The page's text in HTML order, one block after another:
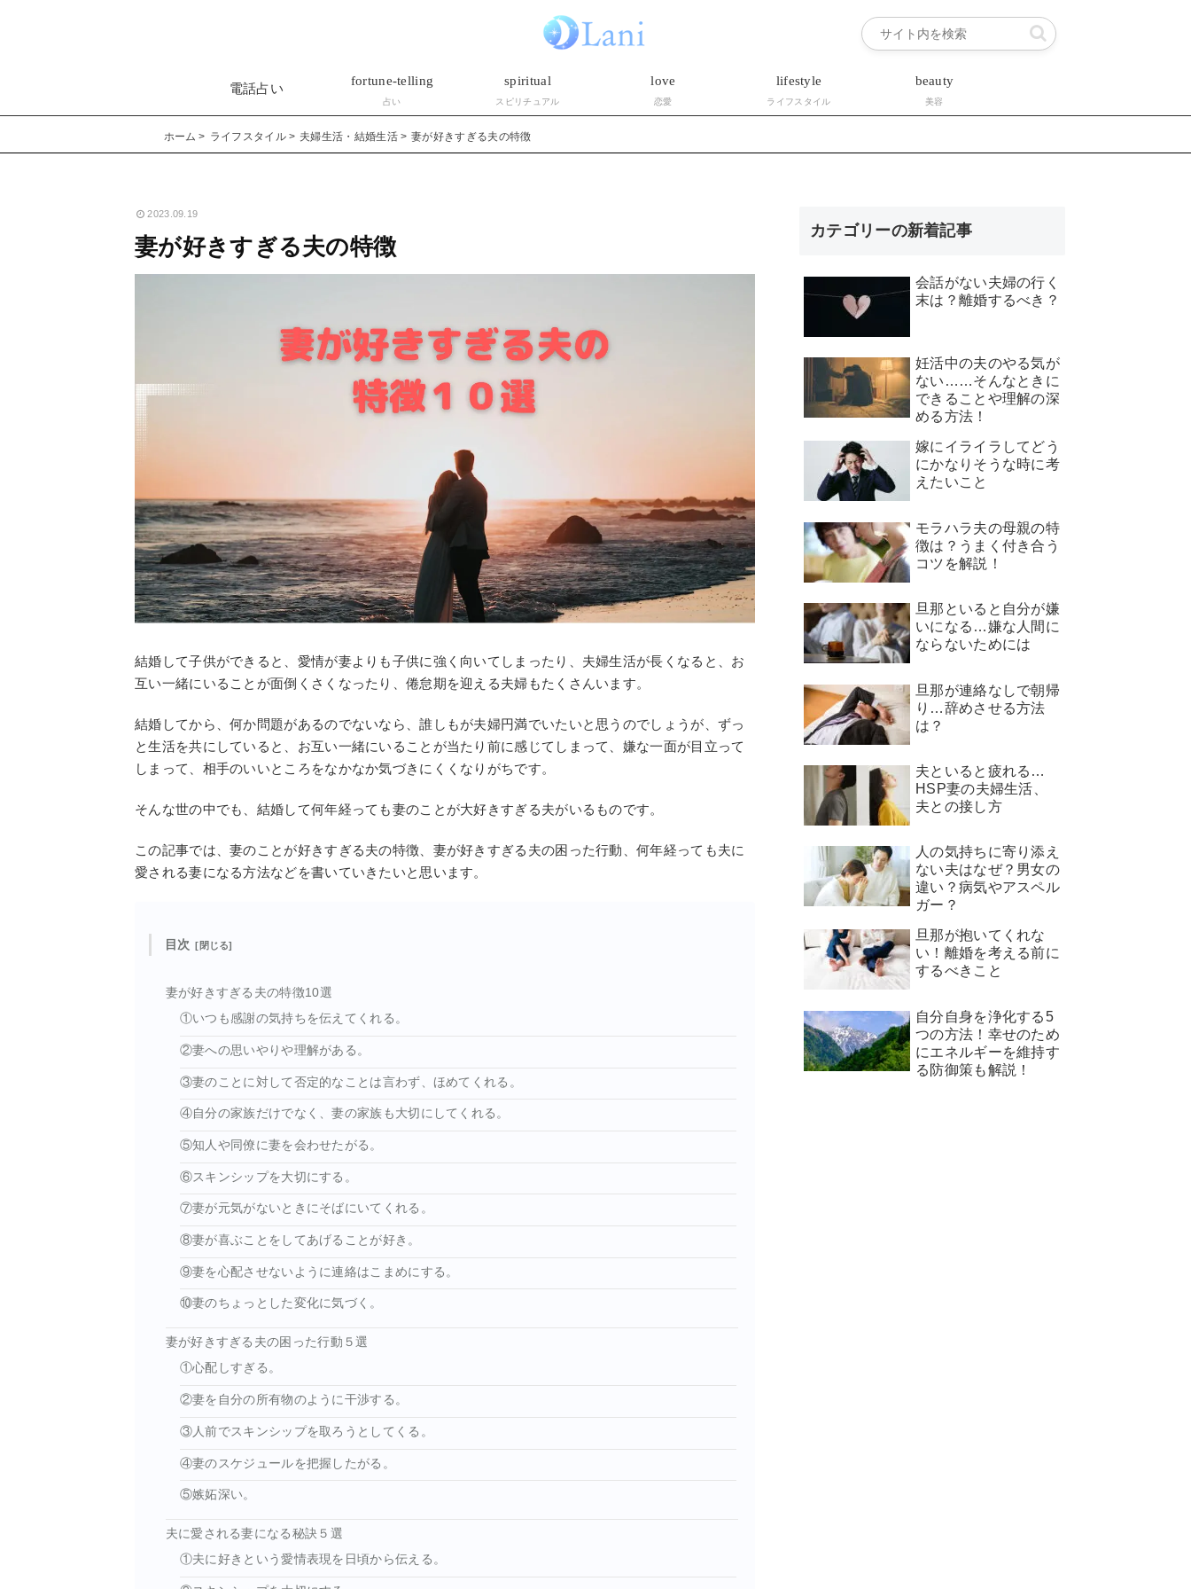
電話占い
fortune-telling
占い
spiritual
スピリチュアル
love
恋愛
lifestyle
ライフスタイル
beauty
美容
ホーム ライフスタイル 夫婦生活・結婚生活 妻が好きすぎる夫の特徴
2023.09.19
妻が好きすぎる夫の特徴
結婚して子供ができると、愛情が妻よりも子供に強く向いてしまったり、夫婦生活が長くなると、お
互い一緒にいることが面倒くさくなったり、倦怠期を迎える夫婦もたくさんいます。
結婚してから、何か問題があるのでないなら、誰しもが夫婦円満でいたいと思うのでしょうが、ずっ
と生活を共にしていると、お互い一緒にいることが当たり前に感じてしまって、嫌な一面が目立って
しまって、相手のいいところをなかなか気づきにくくなりがちです。
そんな世の中でも、結婚して何年経っても妻のことが大好きすぎる夫がいるものです。
この記事では、妻のことが好きすぎる夫の特徴、妻が好きすぎる夫の困った行動、何年経っても夫に
愛される妻になる方法などを書いていきたいと思います。
目次
妻が好きすぎる夫の特徴10選
①いつも感謝の気持ちを伝えてくれる。
②妻への思いやりや理解がある。
③妻のことに対して否定的なことは言わず、ほめてくれる。
④自分の家族だけでなく、妻の家族も大切にしてくれる。
⑤知人や同僚に妻を会わせたがる。
⑥スキンシップを大切にする。
⑦妻が元気がないときにそばにいてくれる。
⑧妻が喜ぶことをしてあげることが好き。
⑨妻を心配させないように連絡はこまめにする。
⑩妻のちょっとした変化に気づく。
妻が好きすぎる夫の困った行動５選
①心配しすぎる。
②妻を自分の所有物のように干渉する。
③人前でスキンシップを取ろうとしてくる。
④妻のスケジュールを把握したがる。
⑤嫉妬深い。
夫に愛される妻になる秘訣５選
①夫に好きという愛情表現を日頃から伝える。
カテゴリーの新着記事
会話がない夫婦の行く
末は？離婚するべき？
妊活中の夫のやる気が
ない……そんなときに
できることや理解の深
める方法！
嫁にイライラしてどう
にかなりそうな時に考
えたいこと
モラハラ夫の母親の特
徴は？うまく付き合う
コツを解説！
旦那といると自分が嫌
いになる…嫌な人間に
ならないためには
旦那が連絡なしで朝帰
り…辞めさせる方法
は？
夫といると疲れる…
HSP妻の夫婦生活、
夫との接し方
人の気持ちに寄り添え
ない夫はなぜ？男女の
違い？病気やアスペル
ガー？
旦那が抱いてくれな
い！離婚を考える前に
するべきこと
自分自身を浄化する5
つの方法！幸せのため
にエネルギーを維持す
る防御策も解説！